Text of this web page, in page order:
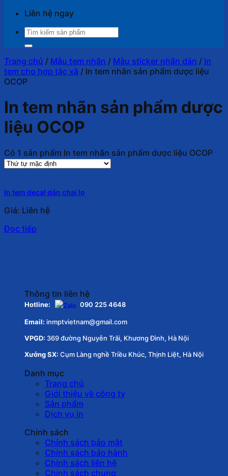
Liên hệ ngay
Tìm
kiếm:
Trang chủ / Mẫu tem nhãn / Mẫu sticker nhãn dán / In
tem cho hợp tác xã / In tem nhãn sản phẩm dược liệu
OCOP
In tem nhãn sản phẩm dược
liệu OCOP
Có 1 sản phẩm In tem nhãn sản phẩm dược liệu OCOP
In tem decal dán chai lọ
Giá: Liên hệ
Đọc tiếp
Thông tin liên hệ
Hotline: 090 225 4648
Email: inmptvietnam@gmail.com
VPGD: 369 đường Nguyễn Trãi, Khương Đình, Hà Nội
Xưởng SX: Cụm Làng nghề Triều Khúc, Thịnh Liệt, Hà Nội
Danh mục
Trang chủ
Giới thiệu về công ty
Sản phẩm
Dịch vụ in
Chính sách
Chính sách bảo mật
Chính sách bảo hành
Chính sách liên hệ
Chính sách chung